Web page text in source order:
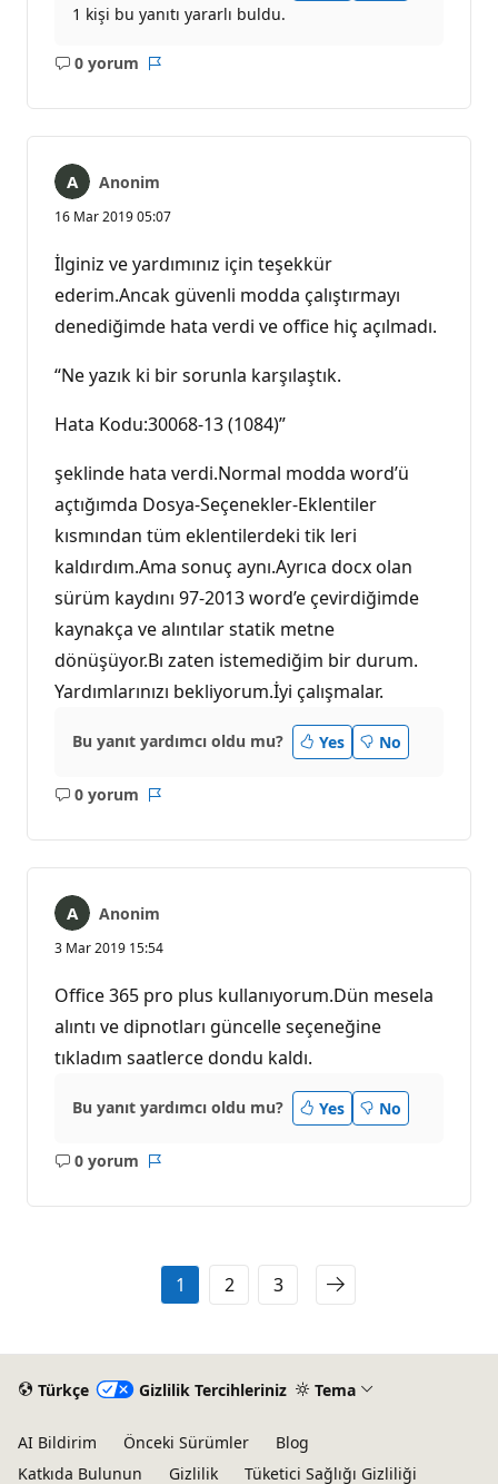
1 kişi bu yanıtı yararlı buldu.
0 yorum
Açıklama
Anonim
16 Mar 2019 05:07
İlginiz ve yardımınız için teşekkür
ederim.Ancak güvenli modda çalıştırmayı
denediğimde hata verdi ve office hiç açılmadı.
“Ne yazık ki bir sorunla karşılaştık.
Hata Kodu:30068-13 (1084)”
şeklinde hata verdi.Normal modda word’ü
açtığımda Dosya-Seçenekler-Eklentiler
kısmından tüm eklentilerdeki tik leri
kaldırdım.Ama sonuç aynı.Ayrıca docx olan
sürüm kaydını 97-2013 word’e çevirdiğimde
kaynakça ve alıntılar statik metne
dönüşüyor.Bı zaten istemediğim bir durum.
Yardımlarınızı bekliyorum.İyi çalışmalar.
Bu yanıt yardımcı oldu mu? Yes No
0 yorum
Açıklama
Anonim
3 Mar 2019 15:54
Office 365 pro plus kullanıyorum.Dün mesela
alıntı ve dipnotları güncelle seçeneğine
tıkladım saatlerce dondu kaldı.
Bu yanıt yardımcı oldu mu? Yes No
0 yorum
Açıklama
1 2 3
Türkçe Gizlilik Tercihleriniz Tema
AI Bildirim Önceki Sürümler
Blog
Katkıda Bulunun
Gizlilik Tüketici Sağlığı Gizliliği